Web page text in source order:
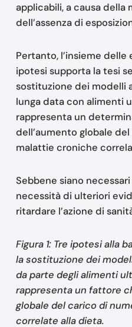
applicabili, a causa
dell’assenza di
Pertanto, l’insieme
ipotesi supporta la tesi
sostituzione dei modelli
lunga data con alimenti
rappresenta un
dell’aumento globale
malattie croniche
Sebbene siano
necessità di ulteriori
ritardare l’azione di
Figura 1: Tre ipotesi alla
la sostituzione dei
da parte degli alimenti
rappresenta un fattore
globale del carico di
correlate alla dieta.